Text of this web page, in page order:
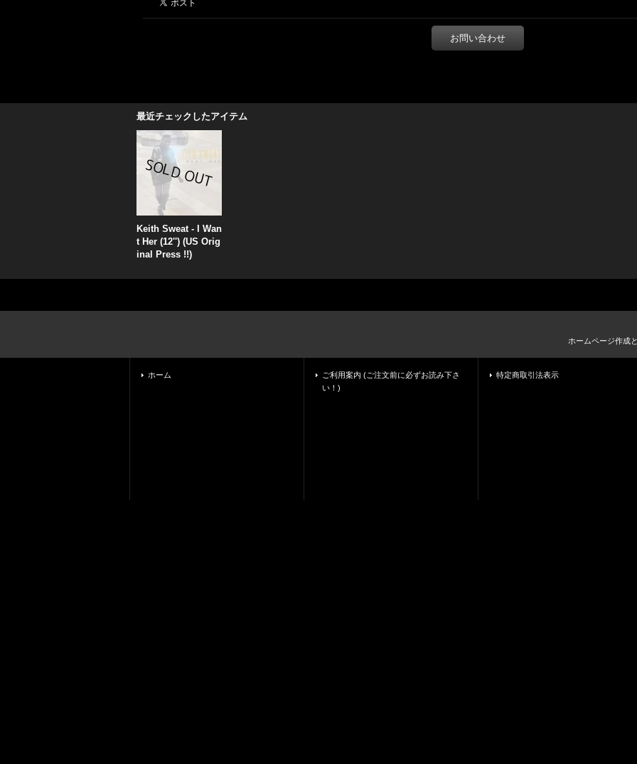
お問い合わせ
最近チェックしたアイテム
Keith Sweat - I Wan
t Her (12'') (US Orig
inal Press !!)
ホームページ作成
ホーム
ご利用案内 (ご注文前に必ずお読み下さ
い！)
特定商取引法表示